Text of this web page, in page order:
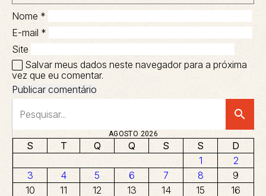
Nome *
E-mail *
Site
Salvar meus dados neste navegador para a próxima
vez que eu comentar.
search
AGOSTO 2026
S T Q Q S S
D
1
2
3
4 5 6 7 8
9
10
11 12 13 14 15
16